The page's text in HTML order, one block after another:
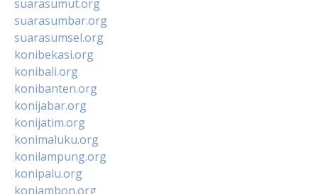
suarasumut.org
suarasumbar.org
suarasumsel.org
konibekasi.org
konibali.org
konibanten.org
konijabar.org
konijatim.org
konimaluku.org
konilampung.org
konipalu.org
koniambon.org